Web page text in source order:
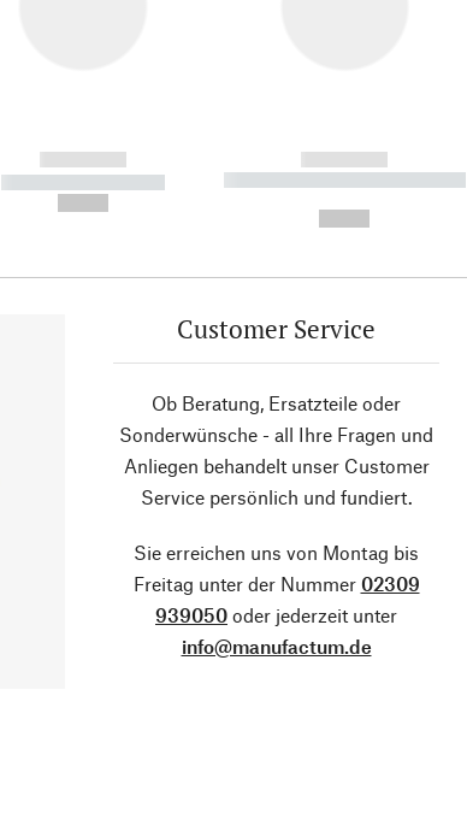
------------
----------- -----------
------------
----------- ----------- ----------
Customer Service
Ob Beratung, Ersatzteile oder
Sonderwünsche - all Ihre Fragen und
Anliegen behandelt unser Customer
Service persönlich und fundiert.
Sie erreichen uns von Montag bis
Freitag unter der Nummer 02309
939050 oder jederzeit unter
info@manufactum.de